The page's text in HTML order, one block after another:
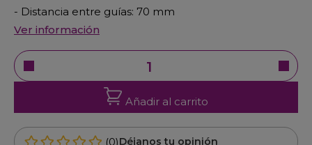
- Distancia entre guías: 70 mm
Ver información
Añadir al carrito
(0)Déjanos tu opinión